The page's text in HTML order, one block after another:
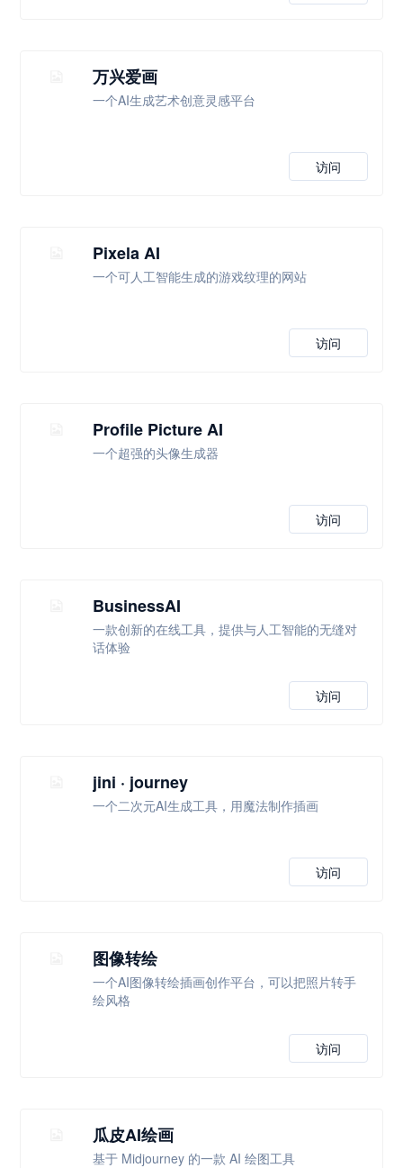
万兴爱画
一个AI生成艺术创意灵感平台
访问
Pixela AI
一个可人工智能生成的游戏纹理的网站
访问
Profile Picture AI
一个超强的头像生成器
访问
BusinessAI
一款创新的在线工具，提供与人工智能的无缝对
话体验
访问
jini · journey
一个二次元AI生成工具，用魔法制作插画
访问
图像转绘
一个AI图像转绘插画创作平台，可以把照片转手
绘风格
访问
瓜皮AI绘画
基于 Midjourney 的一款 AI 绘图工具